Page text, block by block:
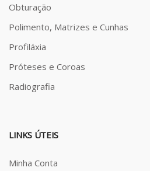
Obturação
Polimento, Matrizes e Cunhas
Profiláxia
Próteses e Coroas
Radiografia
LINKS ÚTEIS
Minha Conta